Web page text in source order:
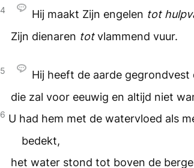
4 Hij maakt Zijn engelen tot
Zijn dienaren totvlammend vuur.
5
Hij heeft de aarde
die zal voor eeuwig en altijd niet
6 U had hem met de watervloed als
bedekt,
het water stond tot boven de